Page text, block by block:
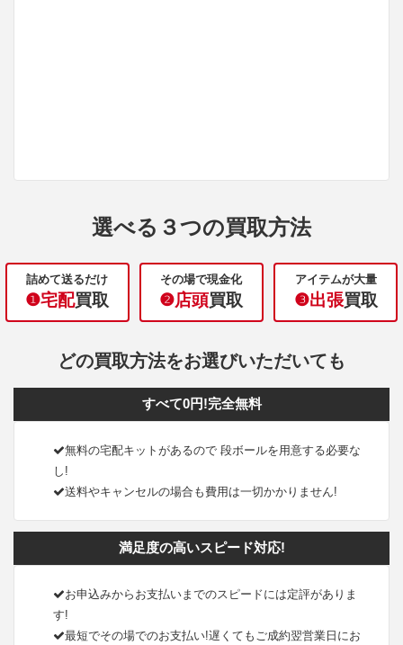
選べる３つの買取方法
詰めて送るだけ
❶宅配買取
その場で現金化
❷店頭買取
アイテムが大量
❸出張買取
どの買取方法をお選びいただいても
すべて0円!完全無料
無料の宅配キットがあるので 段ボールを用意する必要な
し!
送料やキャンセルの場合も費用は一切かかりません!
満足度の高いスピード対応!
お申込みからお支払いまでのスピードには定評がありま
す!
最短でその場でのお支払い!遅くてもご成約翌営業日にお